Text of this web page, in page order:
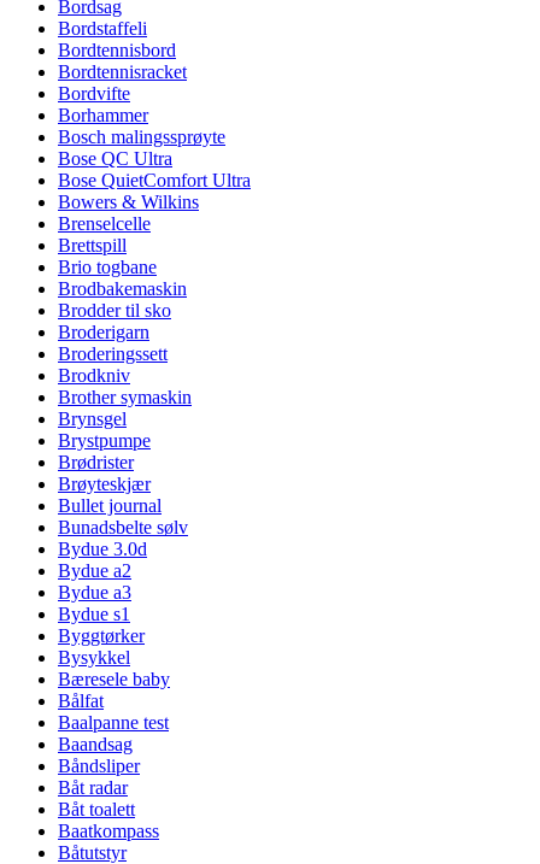
Bordsag
Bordstaffeli
Bordtennisbord
Bordtennisracket
Bordvifte
Borhammer
Bosch malingssprøyte
Bose QC Ultra
Bose QuietComfort Ultra
Bowers & Wilkins
Brenselcelle
Brettspill
Brio togbane
Brodbakemaskin
Brodder til sko
Broderigarn
Broderingssett
Brodkniv
Brother symaskin
Brynsgel
Brystpumpe
Brødrister
Brøyteskjær
Bullet journal
Bunadsbelte sølv
Bydue 3.0d
Bydue a2
Bydue a3
Bydue s1
Byggtørker
Bysykkel
Bæresele baby
Bålfat
Baalpanne test
Baandsag
Båndsliper
Båt radar
Båt toalett
Baatkompass
Båtutstyr